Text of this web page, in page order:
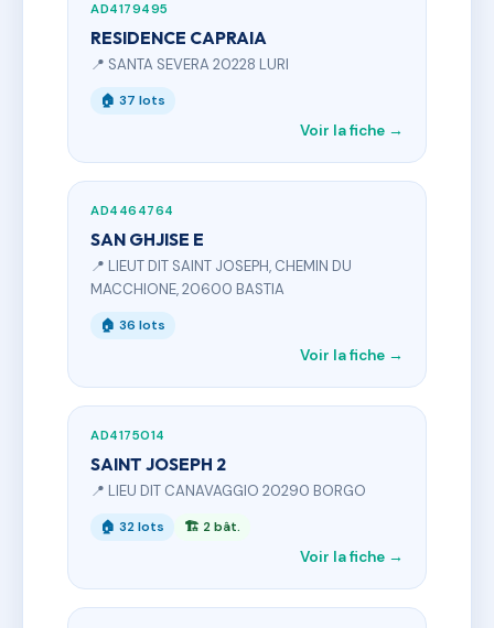
AD4179495
RESIDENCE CAPRAIA
📍 SANTA SEVERA 20228 LURI
🏠 37 lots
Voir la fiche →
AD4464764
SAN GHJISE E
📍 LIEUT DIT SAINT JOSEPH, CHEMIN DU
MACCHIONE, 20600 BASTIA
🏠 36 lots
Voir la fiche →
AD4175014
SAINT JOSEPH 2
📍 LIEU DIT CANAVAGGIO 20290 BORGO
🏠 32 lots 🏗 2 bât.
Voir la fiche →